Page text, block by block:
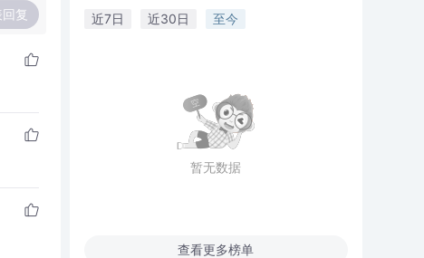
复 近7日 近30日 至今
暂无数据
查看更多榜单